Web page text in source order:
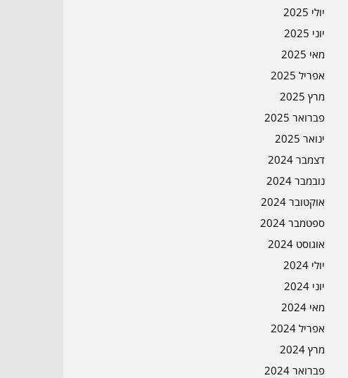
יולי 2025
יוני 2025
מאי 2025
אפריל 2025
מרץ 2025
פברואר 2025
ינואר 2025
דצמבר 2024
נובמבר 2024
אוקטובר 2024
ספטמבר 2024
אוגוסט 2024
יולי 2024
יוני 2024
מאי 2024
אפריל 2024
מרץ 2024
פברואר 2024